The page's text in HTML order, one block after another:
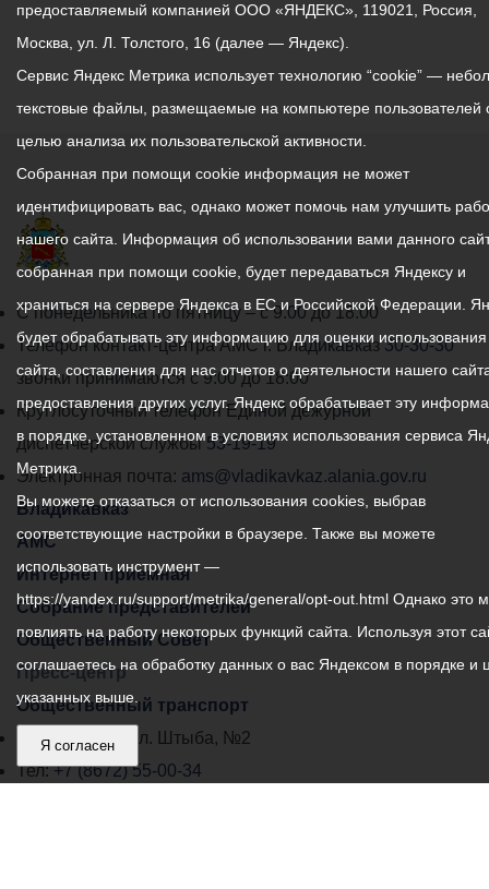
График
работы
администрации
местного
самоуправления
города
Владикавказ:
С понедельника по пятницу – с 9.00 до 18.00
Телефон контакт-центра АМС г. Владикавказ30-30-30
звонки принимаются с 9:00 до 18:00
Круглосуточный телефон Единой дежурной
диспетчерской службы53-19-19
Электронная почта: ams@vladikavkaz.alania.gov.ru
Владикавказ
АМС
Интернет приемная
Собрание представителей
Общественный Совет
Пресс-центр
Общественный транспорт
Владикавказ, пл. Штыба, №2
Тел:+7 (8672) 55-00-34
предоставляемый компанией ООО «ЯНДЕКС», 119021, Россия,
Москва, ул. Л. Толстого, 16 (далее — Яндекс).
Сервис Яндекс Метрика использует технологию “cookie” —
текстовые файлы, размещаемые на компьютере пользователей
целью анализа их пользовательской активности.
Собранная при помощи cookie информация не может
идентифицировать вас, однако может помочь нам улучшить
нашего сайта. Информация об использовании вами данного
собранная при помощи cookie, будет передаваться Яндексу и
храниться на сервере Яндекса в ЕС и Российской Федерации.
будет обрабатывать эту информацию для оценки
сайта, составления для нас отчетов о деятельности нашего
предоставления других услуг. Яндекс обрабатывает эту
в порядке, установленном в условиях использования сервиса
Метрика.
Вы можете отказаться от использования cookies, выбрав
соответствующие настройки в браузере. Также вы можете
использовать инструмент —
https://yandex.ru/support/metrika/general/opt-out.html Однако это
повлиять на работу некоторых функций сайта. Используя этот
соглашаетесь на обработку данных о вас Яндексом в порядке и
указанных выше.
Я согласен